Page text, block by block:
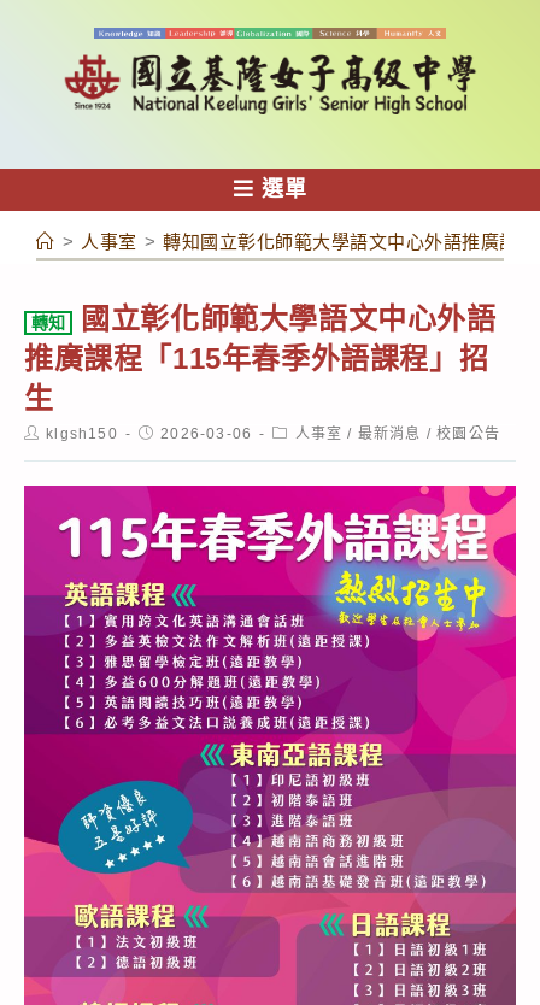
容
選單
> 人事室 > 轉知國立彰化師範大學語文中心外語推廣課
轉知
國立彰化師範大學語文中心外語
推廣課程「115年春季外語課程」招
生
Postklgsh150
Post2026-03-06
Post人事室 / 最新消息 / 校園公告